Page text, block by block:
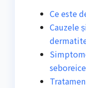
Ce este
Cauzele